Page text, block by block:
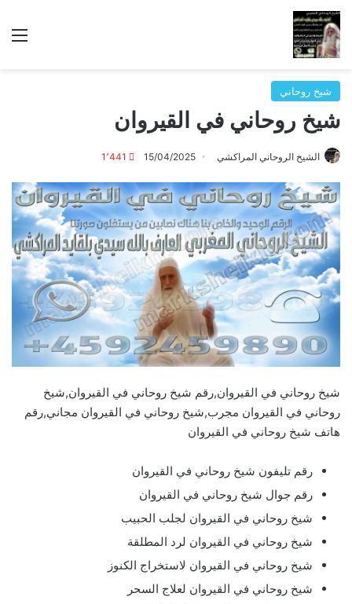
شيخ روحاني
شيخ روحاني في القيروان
الشيخ الروحاني المراكشي 15/04/2025 1٬441
شيخ روحاني في القيروان,رقم شيخ روحاني في القيروان,شيخ
روحاني في القيروان مجرب,شيخ روحاني في القيروان مجاني,رقم
هاتف شيخ روحاني في القيروان
رقم تليفون شيخ روحاني في القيروان
رقم جوال شيخ روحاني في القيروان
شيخ روحاني في القيروان لجلب الحبيب
شيخ روحاني في القيروان لرد المطلقة
شيخ روحاني في القيروان لاستخراج الكنوز
شيخ روحاني في القيروان لعلاج السحر